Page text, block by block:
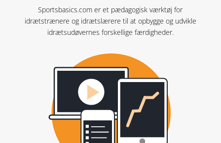
Sportsbasics.com er et pædagogisk værktøj for
idrætstrænere og idrætslærere til at opbygge og udvikle
idrætsudøvernes forskellige færdigheder.